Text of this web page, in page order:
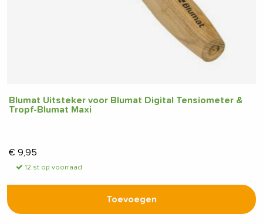
Blumat Uitsteker voor Blumat Digital Tensiometer &
Tropf-Blumat Maxi
€ 9,95
12 st op voorraad
Toevoegen